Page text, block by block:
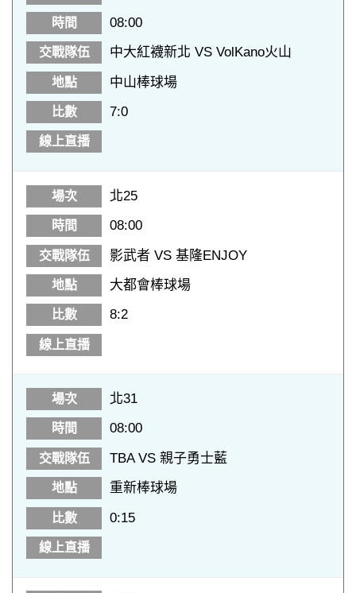
08:00
中大紅襪新北 VS VolKano火山
中山棒球場
7:0
北25
08:00
影武者 VS 基隆ENJOY
大都會棒球場
8:2
北31
08:00
TBA VS 親子勇士藍
重新棒球場
0:15